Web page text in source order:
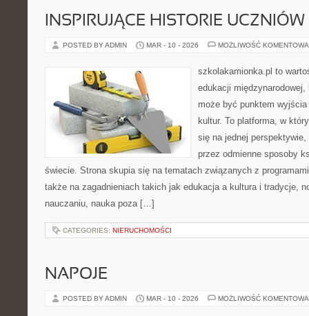
INSPIRUJĄCE HISTORIE
POSTED BY ADMIN MAR - 10 - 2026 MOŻLIWOŚĆ
szkolakamionka.pl to
edukacji
może być punktem
kultur. To platforma, w
się na jednej
przez odmienne sposoby
świecie. Strona skupia się na tematach związanych z
także na zagadnieniach takich jak edukacja a kultura i tradycje,
nauczaniu, nauka poza […]
CATEGORIES: NIERUCHOMOŚCI
NAPOJE
POSTED BY ADMIN MAR - 10 - 2026 MOŻLIWOŚĆ